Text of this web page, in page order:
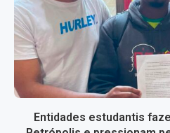
Entidades estudantis